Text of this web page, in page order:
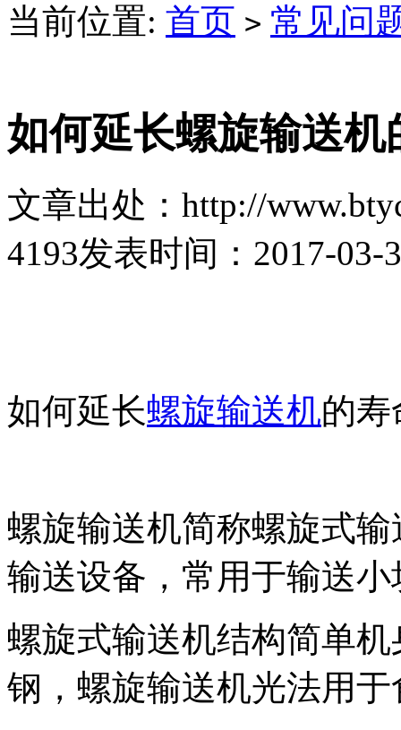
当前位置: 首页 > 常见问
如何延长螺旋输送机
文章出处：http://
4193发表时间：2017-03-
如何延长螺旋输送机的寿
螺旋输送机简称螺旋式
输送设备，常用于输送
螺旋式输送机结构简单
钢，螺旋输送机光法用